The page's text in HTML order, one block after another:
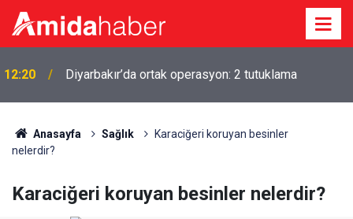
12:20 Diyarbakır’da ortak operasyon: 2 tutuklama
Anasayfa Sağlık
Karaciğeri koruyan besinler
nelerdir?
Karaciğeri koruyan besinler nelerdir?